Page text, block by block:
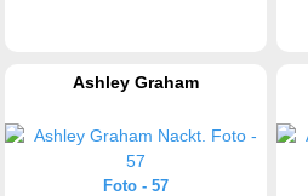
Ashley Graham
Foto - 57